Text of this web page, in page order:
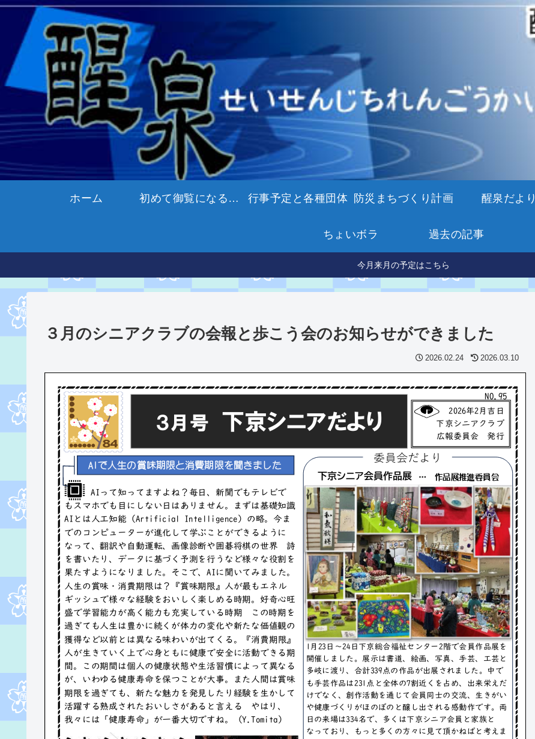
ホーム 初めて御覧になる方へ 行事予定と各種団体 防災まちづくり計画 醒泉だより
ちょいボラ 過去の記事
今月来月の予定はこちら
３月のシニアクラブの会報と歩こう会のお知らせができました
2026.02.24 2026.03.10